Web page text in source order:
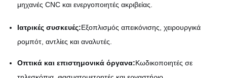
μηχανές CNC και ενεργοποιητές ακριβείας.
Ιατρικές συσκευές:Εξοπλισμός απεικόνισης, χειρουργικά
ρομπότ, αντλίες και αναλυτές.
Οπτικά και επιστημονικά όργανα:Κωδικοποιητές σε